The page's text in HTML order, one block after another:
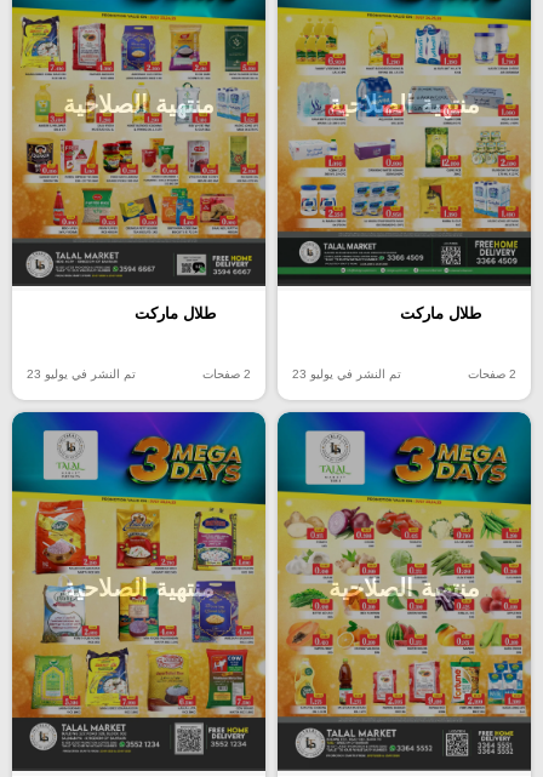
منتهية الصلاحية
طلال ماركت
2 صفحات تم النشر في يوليو 23
منتهية الصلاحية
طلال ماركت
2 صفحات تم النشر في يوليو 23
منتهية الصلاحية منتهية الصلاحية